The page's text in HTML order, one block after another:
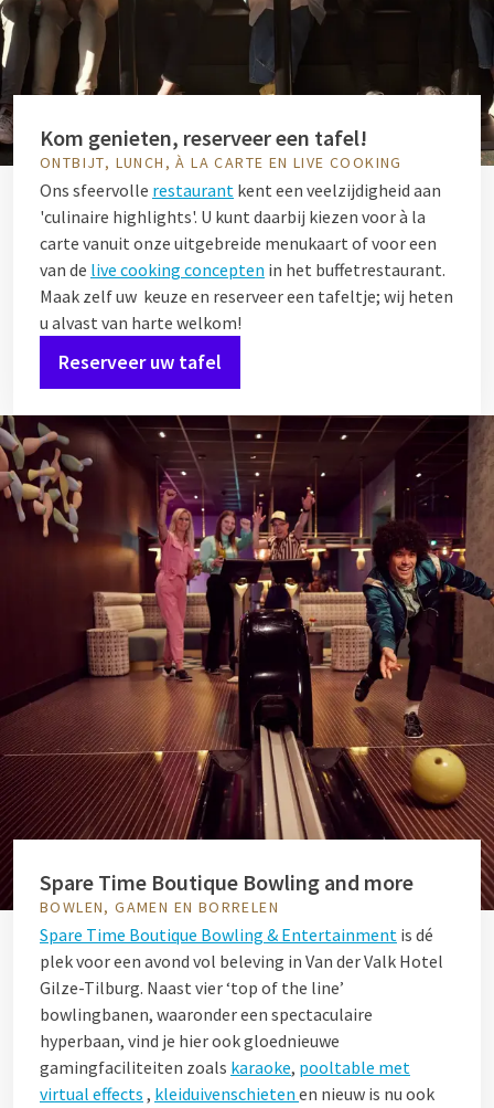
Kom genieten, reserveer een tafel!
ONTBIJT, LUNCH, À LA CARTE EN LIVE COOKING
Ons sfeervolle restaurant kent een veelzijdigheid aan
'culinaire highlights'. U kunt daarbij kiezen voor à la
carte vanuit onze uitgebreide menukaart of voor een
van de live cooking concepten in het buffetrestaurant.
Maak zelf uw keuze en reserveer een tafeltje; wij heten
u alvast van harte welkom!
Reserveer uw tafel
Spare Time Boutique Bowling and more
BOWLEN, GAMEN EN BORRELEN
Spare Time Boutique Bowling & Entertainment is dé
plek voor een avond vol beleving in Van der Valk Hotel
Gilze-Tilburg. Naast vier ‘top of the line’
bowlingbanen, waaronder een spectaculaire
hyperbaan, vind je hier ook gloednieuwe
gamingfaciliteiten zoals karaoke, pooltable met
virtual effects , kleiduivenschieten en nieuw is nu ook